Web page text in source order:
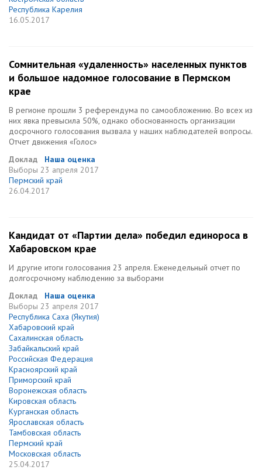
Республика Карелия
16.05.2017
Сомнительная «удаленность» населенных пунктов
и большое надомное голосование в Пермском
крае
В регионе прошли 3 референдума по самообложению. Во всех из
них явка превысила 50%, однако обоснованность организации
досрочного голосования вызвала у наших наблюдателей вопросы.
Отчет движения «Голос»
Доклад
Наша оценка
Выборы 23 апреля 2017
Пермский край
26.04.2017
Кандидат от «Партии дела» победил единороса в
Хабаровском крае
И другие итоги голосования 23 апреля. Еженедельный отчет по
долгосрочному наблюдению за выборами
Доклад
Наша оценка
Выборы 23 апреля 2017
Республика Саха (Якутия)
Хабаровский край
Сахалинская область
Забайкальский край
Российская Федерация
Красноярский край
Приморский край
Воронежская область
Кировская область
Курганская область
Ярославская область
Тамбовская область
Пермский край
Московская область
25.04.2017